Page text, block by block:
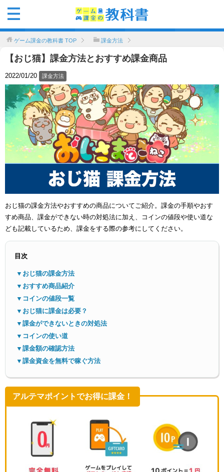
ゲーム課金の教科書 TOP 課金方法
【おじ猫】課金方法とおすすめ課金商品
2022/01/20 課金方法
おじ猫の課金方法やおすすめの商品についてご紹介。課金の手順やおす
すめ商品、課金ができない時の対処法に加え、コインの値段や使い道な
ども記載しているため、課金をする際の参考にしてください。
目次
▼おじ猫の課金方法
▼おすすめ商品紹介
▼コインの値段一覧
▼おじ猫に課金は必要？
▼課金ができないときの対処法
▼コインの使い道
▼課金額の確認方法
▼課金資金を無料で稼ぐ方法
アルテマポイントでお得に課金！